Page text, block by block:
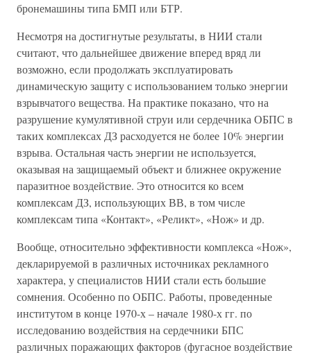
бронемашины типа БМП или БТР.
Несмотря на достигнутые результаты, в НИИ стали
считают, что дальнейшее движение вперед вряд ли
возможно, если продолжать эксплуатировать
динамическую защиту с использованием только энергии
взрывчатого вещества. На практике показано, что на
разрушение кумулятивной струи или сердечника ОБПС в
таких комплексах ДЗ расходуется не более 10% энергии
взрыва. Остальная часть энергии не используется,
оказывая на защищаемый объект и ближнее окружение
паразитное воздействие. Это относится ко всем
комплексам ДЗ, использующих ВВ, в том числе
комплексам типа «Контакт», «Реликт», «Нож» и др.
Вообще, относительно эффективности комплекса «Нож»,
декларируемой в различных источниках рекламного
характера, у специалистов НИИ стали есть большие
сомнения. Особенно по ОБПС. Работы, проведенные
институтом в конце 1970-х – начале 1980-х гг. по
исследованию воздействия на сердечники БПС
различных поражающих факторов (фугасное воздействие